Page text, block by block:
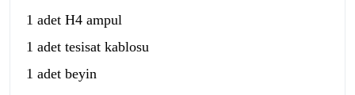
1 adet H4 ampul
1 adet tesisat kablosu
1 adet beyin